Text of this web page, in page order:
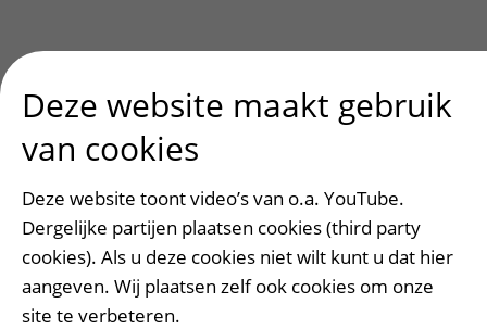
Deze website maakt gebruik
van cookies
Deze website toont video’s van o.a. YouTube.
Dergelijke partijen plaatsen cookies (third party
cookies). Als u deze cookies niet wilt kunt u dat hier
aangeven. Wij plaatsen zelf ook cookies om onze
site te verbeteren.